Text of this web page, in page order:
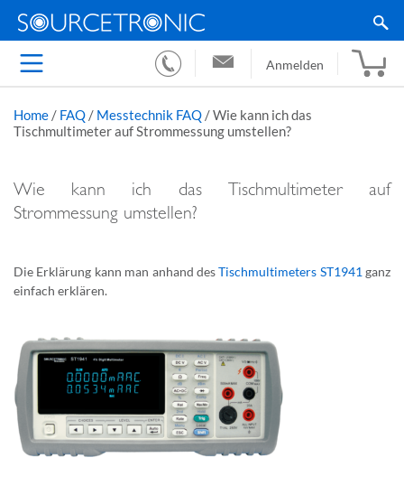
Anmelden
Home / FAQ / Messtechnik FAQ /Wie kann ich das
Tischmultimeter auf Strommessung umstellen?
Wie kann ich das Tischmultimeter auf
Strommessung umstellen?
Die Erklärung kann man anhand desTischmultimeters ST1941 ganz
einfach erklären.